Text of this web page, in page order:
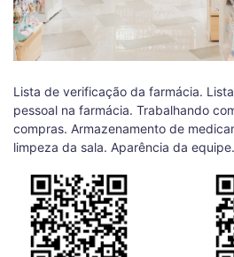
Lista de verificação da farmácia.
pessoal na farmácia. Trabalhando
compras. Armazenamento de
limpeza da sala. Aparência da